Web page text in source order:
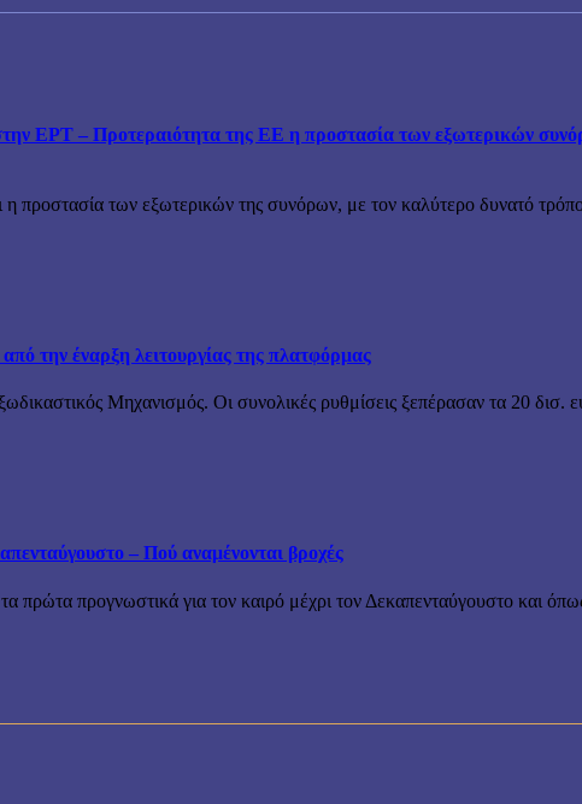
ΕΡΤ – Προτεραιότητα της ΕΕ η προστασία των εξωτερικών
προστασία των εξωτερικών της συνόρων, με τον καλύτερο δυνατό
την έναρξη λειτουργίας της πλατφόρμας
Μηχανισμός. Οι συνολικές ρυθμίσεις ξεπέρασαν τα 20 δισ.
– Πού αναμένονται βροχές
προγνωστικά για τον καιρό μέχρι τον Δεκαπενταύγουστο και